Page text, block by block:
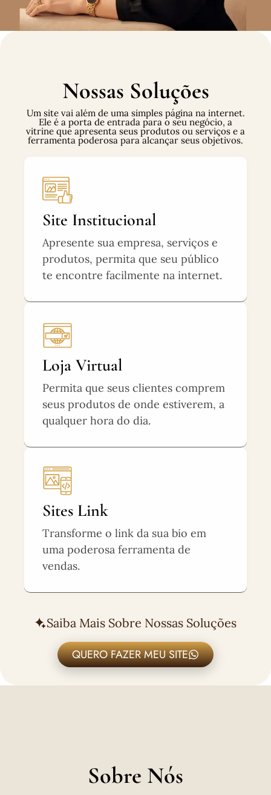
Nossas Soluções
Um site vai além de uma simples página na internet.
Ele é a porta de entrada para o seu negócio, a
vitrine que apresenta seus produtos ou serviços e a
ferramenta poderosa para alcançar seus objetivos.
Site Institucional
Apresente sua empresa, serviços e
produtos, permita que seu público
te encontre facilmente na internet.
Loja Virtual
Permita que seus clientes comprem
seus produtos de onde estiverem, a
qualquer hora do dia.
Sites Link
Transforme o link da sua bio em
uma poderosa ferramenta de
vendas.
Saiba Mais Sobre Nossas Soluções
QUERO FAZER MEU SITE
Sobre Nós